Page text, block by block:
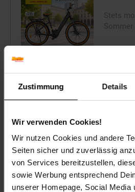
Zustimmung Details
Wir verwenden Cookies!
Wir nutzen Cookies und andere
Seiten sicher und zuverlässig
von Services bereitzustellen,
sowie Werbung entsprechend
unserer Homepage, Social Media
Sommer
Jetzt